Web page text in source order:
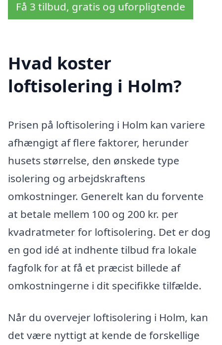
Få 3 tilbud, gratis og uforpligtende
Hvad koster
loftisolering i Holm?
Prisen på loftisolering i Holm kan variere
afhængigt af flere faktorer, herunder
husets størrelse, den ønskede type
isolering og arbejdskraftens
omkostninger. Generelt kan du forvente
at betale mellem 100 og 200 kr. per
kvadratmeter for loftisolering. Det er dog
en god idé at indhente tilbud fra lokale
fagfolk for at få et præcist billede af
omkostningerne i dit specifikke tilfælde.
Når du overvejer loftisolering i Holm, kan
det være nyttigt at kende de forskellige